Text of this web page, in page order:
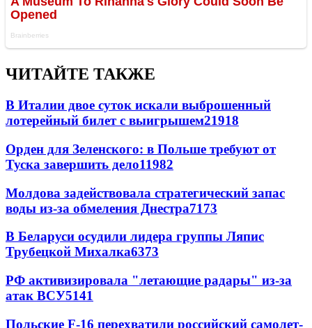
ЧИТАЙТЕ ТАКЖЕ
В Италии двое суток искали выброшенный
лотерейный билет с выигрышем21918
Орден для Зеленского: в Польше требуют от
Туска завершить дело11982
Молдова задействовала стратегический запас
воды из-за обмеления Днестра7173
В Беларуси осудили лидера группы Ляпис
Трубецкой Михалка6373
РФ активизировала "летающие радары" из-за
атак ВСУ5141
Польские F-16 перехватили российский самолет-